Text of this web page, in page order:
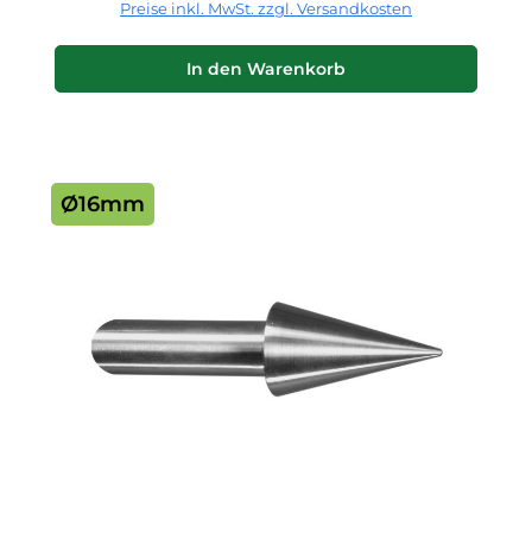
Preise inkl. MwSt. zzgl. Versandkosten
In den Warenkorb
Ø16mm